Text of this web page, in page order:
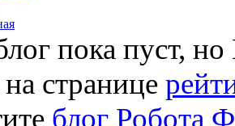
пока пуст,
странице
блог Робота